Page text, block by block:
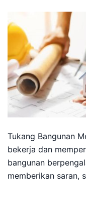
Tukang Bangunan
bekerja dan
bangunan
memberikan saran,